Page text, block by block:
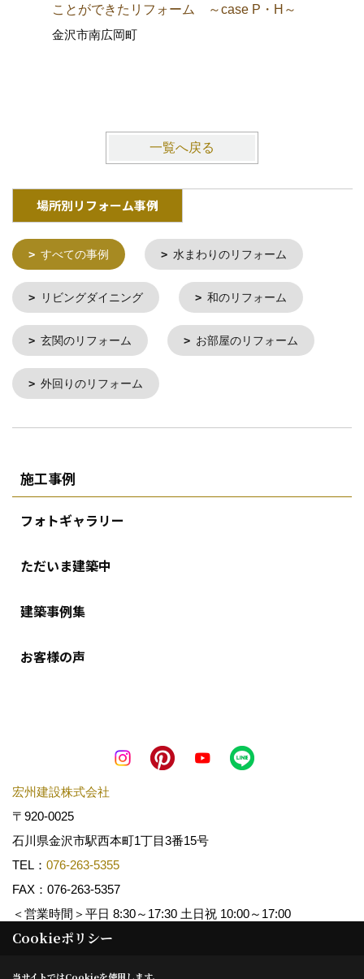
ことができたリフォーム ～case P・H～
金沢市南広岡町
一覧へ戻る
場所別リフォーム事例
すべての事例 水まわりのリフォーム
リビングダイニング 和のリフォーム
玄関のリフォーム お部屋のリフォーム
外回りのリフォーム
施工事例
フォトギャラリー
ただいま建築中
建築事例集
お客様の声
宏州建設株式会社
〒920-0025
石川県金沢市駅西本町1丁目3番15号
TEL： 076-263-5355
FAX：076-263-5357
＜営業時間＞平日 8:30～17:30 土日祝 10:00～17:00
Copyright (c) KOSHUKENSETSU. All Rights Reserved.
Cookieポリシー